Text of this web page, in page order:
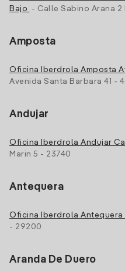
Bajo
- Calle Sabino Arana 2
Amposta
Oficina Iberdrola Amposta
Avenida Santa Barbara 41 -
Andujar
Oficina Iberdrola Andujar
Marin 5 - 23740
Antequera
Oficina Iberdrola Antequera
- 29200
Aranda De Duero